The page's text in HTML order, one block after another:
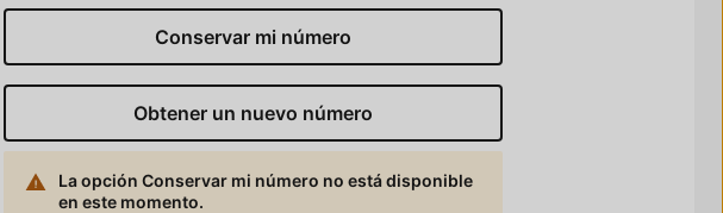
Conservar mi número
Obtener un nuevo número
La opción Conservar mi número no está disponible
en este momento.